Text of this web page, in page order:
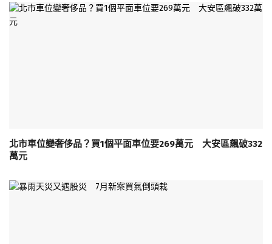
北市車位變奢侈品？買1個平面車位要269萬元 大安區飆破332
萬元